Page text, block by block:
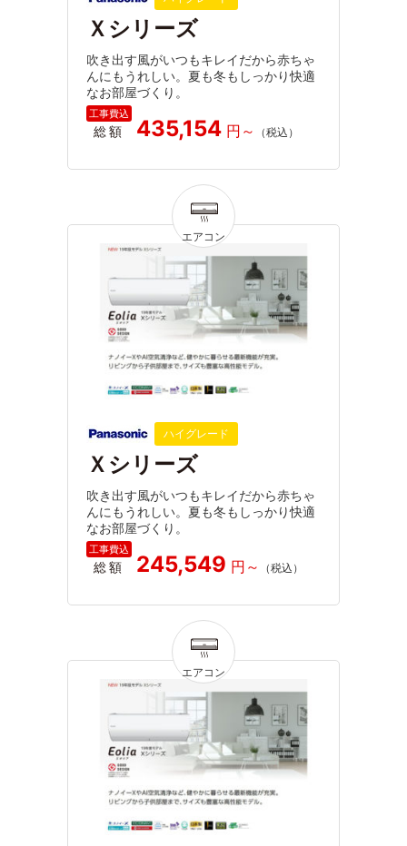
Ｘシリーズ
吹き出す風がいつもキレイだから赤ちゃ
んにもうれしい。夏も冬もしっかり快適
なお部屋づくり。
総額 435,154
ハイグレード
Ｘシリーズ
吹き出す風がいつもキレイだから赤ちゃ
んにもうれしい。夏も冬もしっかり快適
なお部屋づくり。
総額 245,549